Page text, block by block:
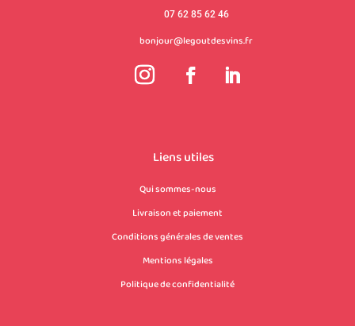
07 62 85 62 46
bonjour@legoutdesvins.fr
Liens utiles
Qui sommes-nous
Livraison et paiement
Conditions générales de ventes
Mentions légales
Politique de confidentialité